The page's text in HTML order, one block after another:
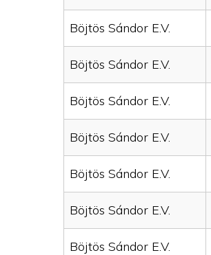
Böjtös Sándor E.V.
Böjtös Sándor E.V.
Böjtös Sándor E.V.
Böjtös Sándor E.V.
Böjtös Sándor E.V.
Böjtös Sándor E.V.
Böjtös Sándor E.V.